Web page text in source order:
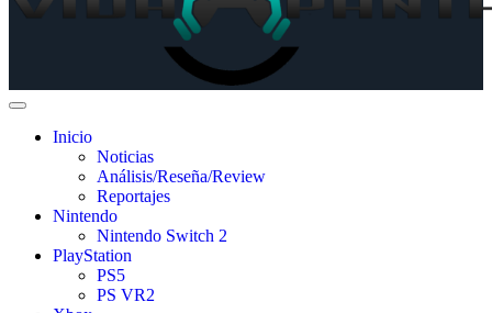
Inicio
Noticias
Análisis/Reseña/Review
Reportajes
Nintendo
Nintendo Switch 2
PlayStation
PS5
PS VR2